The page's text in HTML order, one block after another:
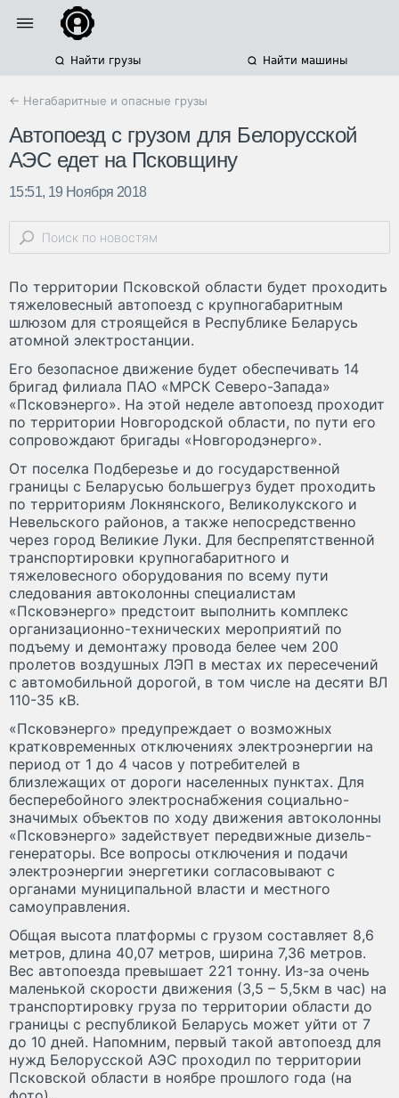
Найти грузы Найти машины
← Негабаритные и опасные грузы
Автопоезд с грузом для Белорусской
АЭС едет на Псковщину
15:51, 19 Ноября 2018
По территории Псковской области будет проходить
тяжеловесный автопоезд с крупногабаритным
шлюзом для строящейся в Республике Беларусь
атомной электростанции.
Его безопасное движение будет обеспечивать 14
бригад филиала ПАО «МРСК Северо-Запада»
«Псковэнерго». На этой неделе автопоезд проходит
по территории Новгородской области, по пути его
сопровождают бригады «Новгородэнерго».
От поселка Подберезье и до государственной
границы с Беларусью большегруз будет проходить
по территориям Локнянского, Великолукского и
Невельского районов, а также непосредственно
через город Великие Луки. Для беспрепятственной
транспортировки крупногабаритного и
тяжеловесного оборудования по всему пути
следования автоколонны специалистам
«Псковэнерго» предстоит выполнить комплекс
организационно-технических мероприятий по
подъему и демонтажу провода белее чем 200
пролетов воздушных ЛЭП в местах их пересечений
с автомобильной дорогой, в том числе на десяти ВЛ
110-35 кВ.
«Псковэнерго» предупреждает о возможных
кратковременных отключениях электроэнергии на
период от 1 до 4 часов у потребителей в
близлежащих от дороги населенных пунктах. Для
бесперебойного электроснабжения социально-
значимых объектов по ходу движения автоколонны
«Псковэнерго» задействует передвижные дизель-
генераторы. Все вопросы отключения и подачи
электроэнергии энергетики согласовывают с
органами муниципальной власти и местного
самоуправления.
Общая высота платформы с грузом составляет 8,6
метров, длина 40,07 метров, ширина 7,36 метров.
Вес автопоезда превышает 221 тонну. Из-за очень
маленькой скорости движения (3,5 – 5,5км в час) на
транспортировку груза по территории области до
границы с республикой Беларусь может уйти от 7
до 10 дней. Напомним, первый такой автопоезд для
нужд Белорусской АЭС проходил по территории
Псковской области в ноябре прошлого года (на